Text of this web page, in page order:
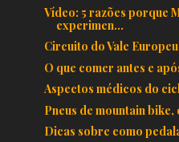
Vídeo: 5 razões porque
experimen...
Circuito do Vale
O que comer antes e
Aspectos médicos do
Pneus de mountain
Dicas sobre como